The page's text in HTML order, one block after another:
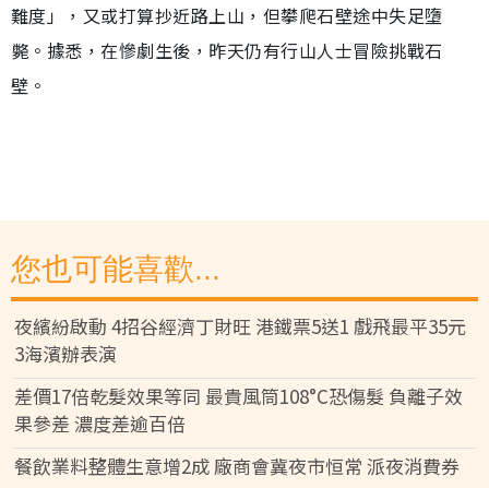
難度」，又或打算抄近路上山，但攀爬石壁途中失足墮
斃。據悉，在慘劇生後，昨天仍有行山人士冒險挑戰石
壁。
您也可能喜歡...
夜繽紛啟動 4招谷經濟丁財旺 港鐵票5送1 戲飛最平35元
3海濱辦表演
差價17倍乾髮效果等同 最貴風筒108°C恐傷髮 負離子效
果參差 濃度差逾百倍
餐飲業料整體生意增2成 廠商會冀夜市恒常 派夜消費券